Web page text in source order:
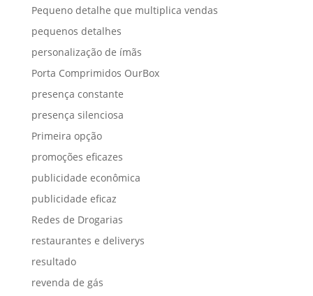
Pequeno detalhe que multiplica vendas
pequenos detalhes
personalização de ímãs
Porta Comprimidos OurBox
presença constante
presença silenciosa
Primeira opção
promoções eficazes
publicidade econômica
publicidade eficaz
Redes de Drogarias
restaurantes e deliverys
resultado
revenda de gás